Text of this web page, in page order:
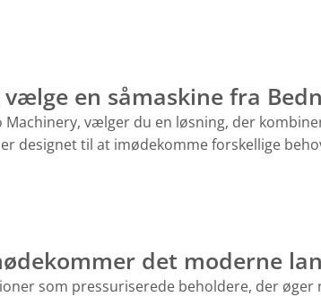
en såmaskine fra
vælger du en løsning, der
designet til at imødekomme forskellige
det moderne
som pressuriserede beholdere, der